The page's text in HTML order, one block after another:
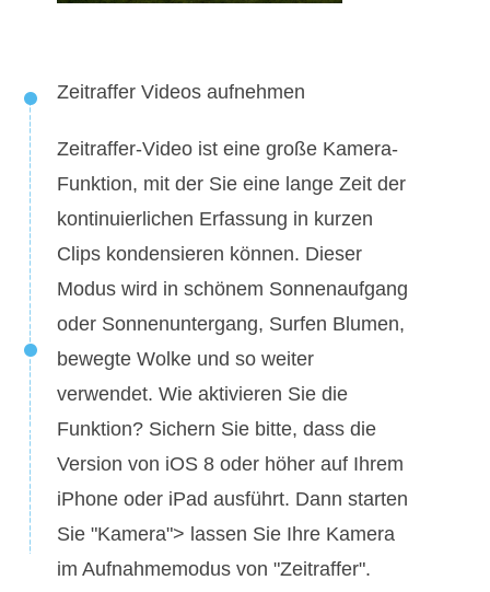
Zeitraffer Videos aufnehmen
Zeitraffer-Video ist eine große Kamera-
Funktion, mit der Sie eine lange Zeit der
kontinuierlichen Erfassung in kurzen
Clips kondensieren können. Dieser
Modus wird in schönem Sonnenaufgang
oder Sonnenuntergang, Surfen Blumen,
bewegte Wolke und so weiter
verwendet. Wie aktivieren Sie die
Funktion? Sichern Sie bitte, dass die
Version von iOS 8 oder höher auf Ihrem
iPhone oder iPad ausführt. Dann starten
Sie "Kamera"> lassen Sie Ihre Kamera
im Aufnahmemodus von "Zeitraffer".